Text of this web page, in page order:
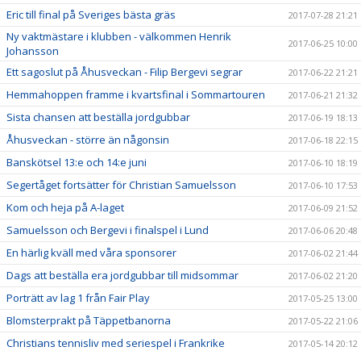
Eric till final på Sveriges bästa gräs 2017-07-28 21:21
Ny vaktmästare i klubben - välkommen Henrik
Johansson
2017-06-25 10:00
Ett sagoslut på Åhusveckan - Filip Bergevi segrar 2017-06-22 21:21
Hemmahoppen framme i kvartsfinal i Sommartouren 2017-06-21 21:32
Sista chansen att beställa jordgubbar 2017-06-19 18:13
Åhusveckan - större än någonsin 2017-06-18 22:15
Banskötsel 13:e och 14:e juni 2017-06-10 18:19
Segertåget fortsätter för Christian Samuelsson 2017-06-10 17:53
Kom och heja på A-laget 2017-06-09 21:52
Samuelsson och Bergevi i finalspel i Lund 2017-06-06 20:48
En härlig kväll med våra sponsorer 2017-06-02 21:44
Dags att beställa era jordgubbar till midsommar 2017-06-02 21:20
Porträtt av lag 1 från Fair Play 2017-05-25 13:00
Blomsterprakt på Täppetbanorna 2017-05-22 21:06
Christians tennisliv med seriespel i Frankrike 2017-05-14 20:12